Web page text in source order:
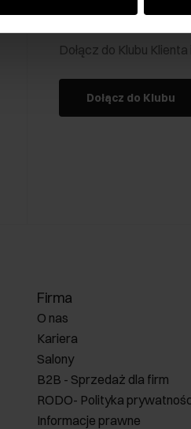
Klub Klienta
Dołącz do Klubu
Dołącz do Klubu
Firma
O nas
Kariera
Salony
B2B - Sprzedaż dla firm
RODO- Polityka
Informacje prawne